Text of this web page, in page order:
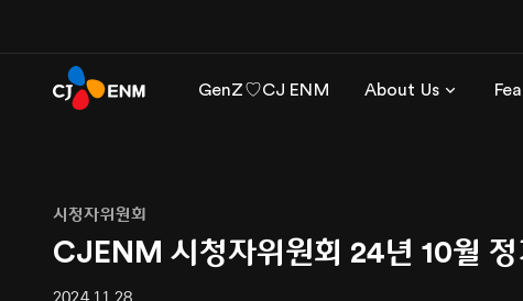
GenZ♡CJ ENM About Us
시청자위원회
CJENM 시청자위원회 24년 10월 정